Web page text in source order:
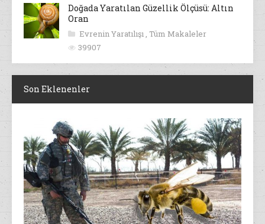
Doğada Yaratılan Güzellik Ölçüsü: Altın
Oran
Evrenin Yaratılışı , Tüm Makaleler
39907
Son Eklenenler